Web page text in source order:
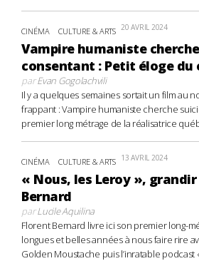
CINÉMA CULTURE & ARTS 20 AVRIL 2024
Vampire humaniste
consentant : Petit éloge
parEvan Gogolachvili
Il y a quelques semaines sortait un film au
frappant : Vampire humaniste cherche
premier long métrage de la réalisatrice
CINÉMA CULTURE & ARTS 13 AVRIL 2024
« Nous, les Leroy »,
Bernard
parLucile Aquilina
Florent Bernard livre ici son premier long-
longues et belles années à nous faire rire
Golden Moustache puis l’inratable podcast